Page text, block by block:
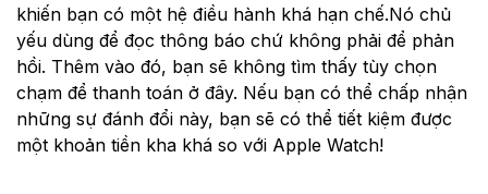
khiến bạn có một hệ điều hành khá hạn chế.Nó chủ
yếu dùng để đọc thông báo chứ không phải để phản
hồi. Thêm vào đó, bạn sẽ không tìm thấy tùy chọn
chạm để thanh toán ở đây. Nếu bạn có thể chấp nhận
những sự đánh đổi này, bạn sẽ có thể tiết kiệm được
một khoản tiền kha khá so với Apple Watch!